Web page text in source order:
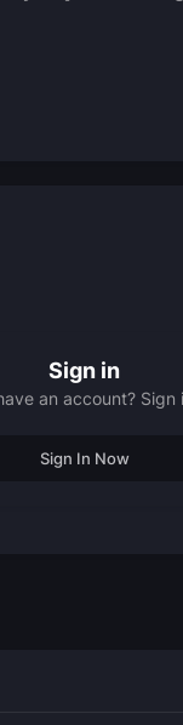
Sign in
an account? Sign
Sign In Now